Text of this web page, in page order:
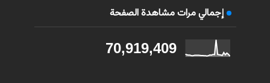
إجمالي مرات مشاهدة الصفحة
70,919,409